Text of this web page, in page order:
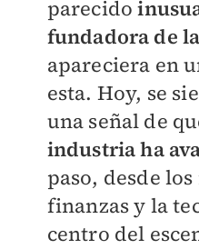
parecido
fundadora de
apareciera en
esta. Hoy, se
una señal de
industria ha
paso, desde
finanzas y la
centro del